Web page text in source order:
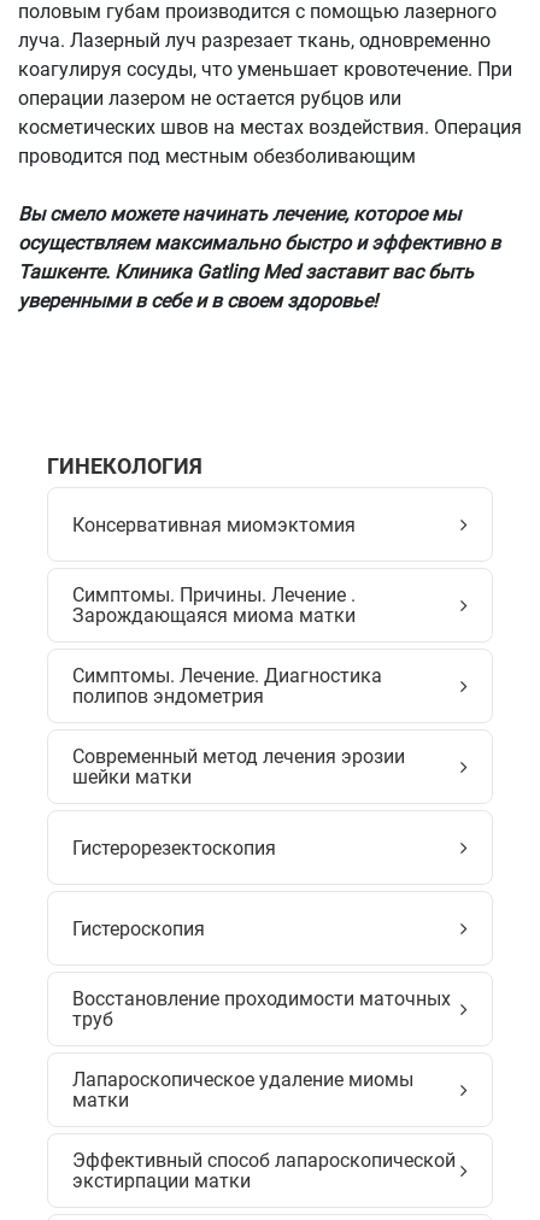
половым губам производится с помощью лазерного
луча. Лазерный луч разрезает ткань, одновременно
коагулируя сосуды, что уменьшает кровотечение. При
операции лазером не остается рубцов или
косметических швов на местах воздействия. Операция
проводится под местным обезболивающим
Вы смело можете начинать лечение, которое мы
осуществляем максимально быстро и эффективно в
Ташкенте. Клиника Gatling Med заставит вас быть
уверенными в себе и в своем здоровье!
ГИНЕКОЛОГИЯ
Консервативная миомэктомия
Симптомы. Причины. Лечение .
Зарождающаяся миома матки
Симптомы. Лечение. Диагностика
полипов эндометрия
Современный метод лечения эрозии
шейки матки
Гистерорезектоскопия
Гистероскопия
Восстановление проходимости маточных
труб
Лапароскопическое удаление миомы
матки
Эффективный способ лапароскопической
экстирпации матки